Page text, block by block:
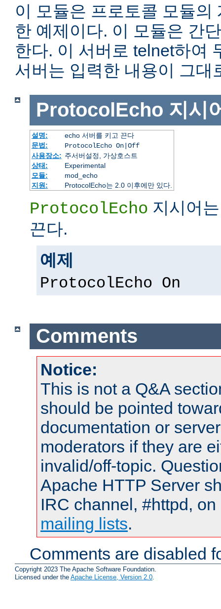
이 모듈은 프로토콜 모듈의
한 예제이다. 이 모듈은 간
한다. 이 서버로 telnet하여
서버는 입력한 내용이 그대
ProtocolEcho 지시
설명:
echo 서버를 키고 끈다
문법:
ProtocolEcho On|Off
사용장소: 주서버설정, 가상호스트
상태:
Experimental
모듈:
mod_echo
지원:
ProtocolEcho는 2.0 이후에만 있다.
ProtocolEcho 지시어
끈다.
예제
ProtocolEcho On
Comments
Notice:
This is not a Q&A
should be pointed
documentation or
moderators if they are
invalid/off-topic.
Apache HTTP Server
IRC channel, #httpd,
mailing lists.
Comments are disabled
Copyright 2023 The Apache Software Foundation.
Licensed under the Apache License, Version 2.0